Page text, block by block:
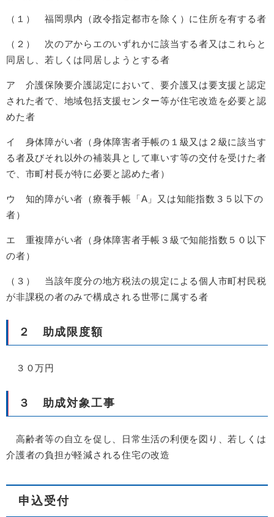
（１） 福岡県内（政令指定都市を除く）に住所を有する者
（２） 次のアからエのいずれかに該当する者又はこれらと
同居し、若しくは同居しようとする者
ア 介護保険要介護認定において、要介護又は要支援と認定
された者で、地域包括支援センター等が住宅改造を必要と認
めた者
イ 身体障がい者（身体障害者手帳の１級又は２級に該当す
る者及びそれ以外の補装具として車いす等の交付を受けた者
で、市町村長が特に必要と認めた者）
ウ 知的障がい者（療養手帳「A」又は知能指数３５以下の
者）
エ 重複障がい者（身体障害者手帳３級で知能指数５０以下
の者）
（３） 当該年度分の地方税法の規定による個人市町村民税
が非課税の者のみで構成される世帯に属する者
２ 助成限度額
３０万円
３ 助成対象工事
高齢者等の自立を促し、日常生活の利便を図り、若しくは
介護者の負担が軽減される住宅の改造
申込受付